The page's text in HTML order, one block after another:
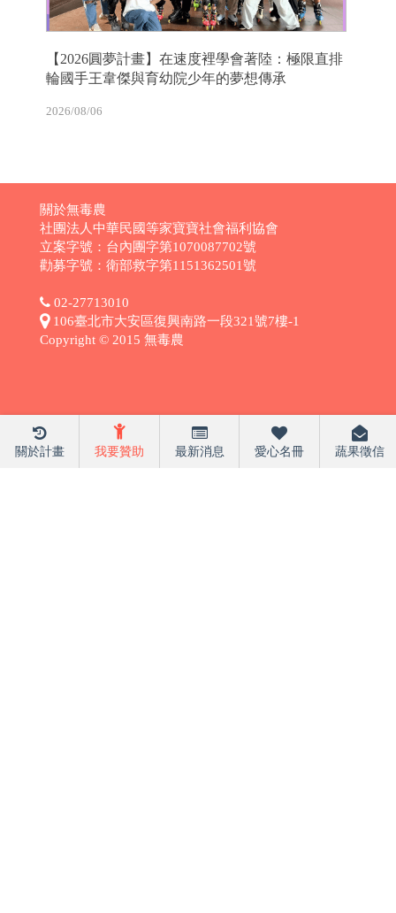
【2026圓夢計畫】在速度裡學會著陸：極限直排
輪國手王韋傑與育幼院少年的夢想傳承
2026/08/06
關於計畫 我要贊助 最新消息 愛心名冊 蔬果徵信
關於無毒農
社團法人中華民國等家寶寶社會福利協會
立案字號：台內團字第1070087702號
勸募字號：衛部救字第1151362501號
02-27713010
106臺北市大安區復興南路一段321號7樓-1
Copyright © 2015 無毒農